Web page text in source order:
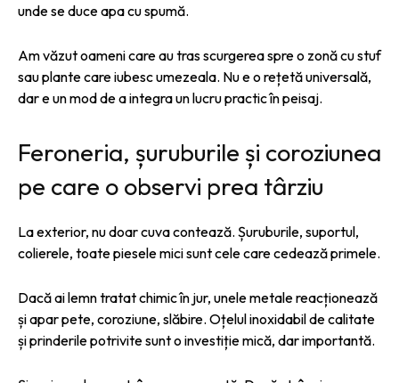
unde se duce apa cu spumă.
Am văzut oameni care au tras scurgerea spre o zonă cu stuf
sau plante care iubesc umezeala. Nu e o rețetă universală,
dar e un mod de a integra un lucru practic în peisaj.
Feroneria, șuruburile și coroziunea
pe care o observi prea târziu
La exterior, nu doar cuva contează. Șuruburile, suportul,
colierele, toate piesele mici sunt cele care cedează primele.
Dacă ai lemn tratat chimic în jur, unele metale reacționează
și apar pete, coroziune, slăbire. Oțelul inoxidabil de calitate
și prinderile potrivite sunt o investiție mică, dar importantă.